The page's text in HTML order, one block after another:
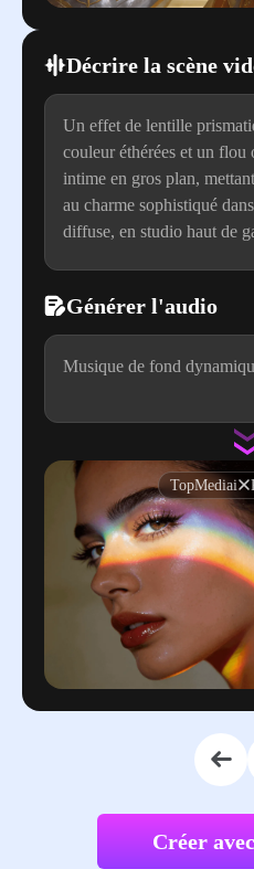
Décrire la scène
Un effet de lentille
couleur éthérées et un
intime en gros plan,
au charme sophistiqué
diffuse, en studio haut de
Générer l'audio
Musique de fond
TopMediai
Créer